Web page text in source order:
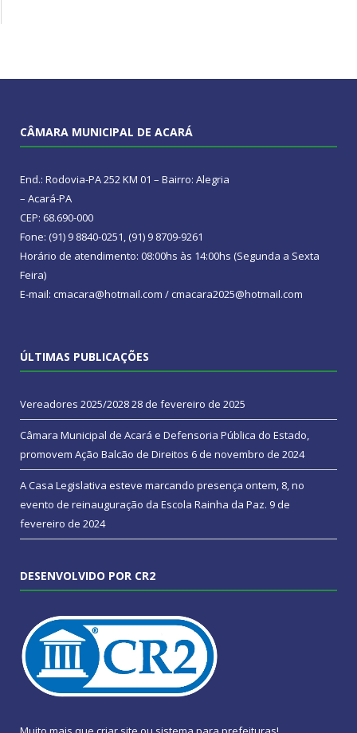
CÂMARA MUNICIPAL DE ACARÁ
End.: Rodovia-PA 252 KM 01 – Bairro: Alegria
– Acará-PA
CEP: 68.690-000
Fone: (91) 9 8840-0251, (91) 9 8709-9261
Horário de atendimento: 08:00hs às 14:00hs (Segunda a Sexta
Feira)
E-mail: cmacara@hotmail.com / cmacara2025@hotmail.com
ÚLTIMAS PUBLICAÇÕES
Vereadores 2025/202828 de fevereiro de 2025
Câmara Municipal de Acará e Defensoria Pública do Estado,
promovem Ação Balcão de Direitos 6 de novembro de 2024
A Casa Legislativa esteve marcando presença ontem, 8, no
evento de reinauguração da Escola Rainha da Paz. 9 de
fevereiro de 2024
DESENVOLVIDO POR CR2